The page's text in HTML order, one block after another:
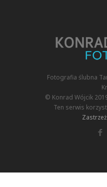
Fotografia ślubna
© Konrad Wójcik
Ten serwis